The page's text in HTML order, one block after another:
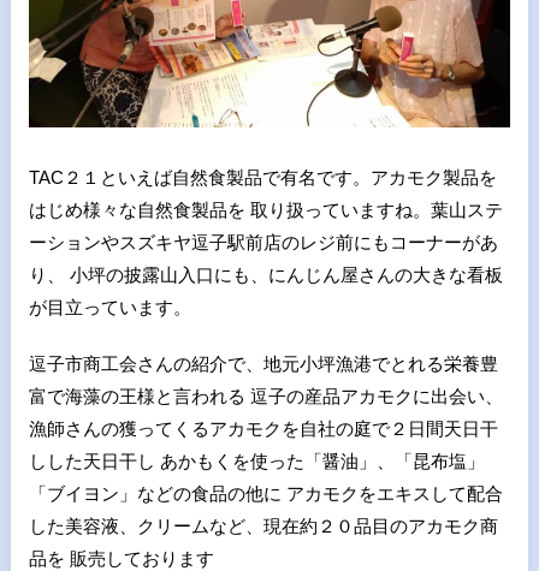
TAC２１といえば自然食製品で有名です。アカモク製品を
はじめ様々な自然食製品を 取り扱っていますね。葉山ステ
ーションやスズキヤ逗子駅前店のレジ前にもコーナーがあ
り、 小坪の披露山入口にも、にんじん屋さんの大きな看板
が目立っています。
逗子市商工会さんの紹介で、地元小坪漁港でとれる栄養豊
富で海藻の王様と言われる 逗子の産品アカモクに出会い、
漁師さんの獲ってくるアカモクを自社の庭で２日間天日干
しした天日干し あかもくを使った「醤油」、「昆布塩」
「ブイヨン」などの食品の他に アカモクをエキスして配合
した美容液、クリームなど、現在約２０品目のアカモク商
品を 販売しております